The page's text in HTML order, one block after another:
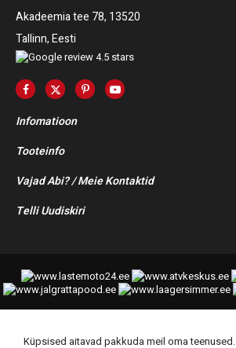
Akadeemia tee 78, 13520
Tallinn, Eesti
Infomatioon
Tooteinfo
Vajad Abi? / Meie Kontaktid
Telli Uudiskiri
© 2014-2025 Starmoto OÜ
Küpsised aitavad pakkuda meil oma teenused.